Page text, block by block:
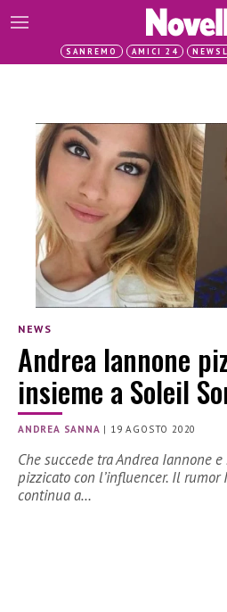
SANREMO AMICI 24
NEWS
Andrea Iannone
insieme a Soleil
ANDREA SANNA | 19 AGOSTO 2020
Che succede tra Andrea Iannone
pizzicato con l’influencer. Il rumor
continua a…